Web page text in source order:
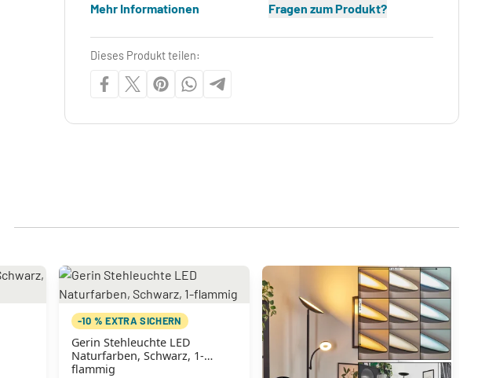
Mehr Informationen Fragen zum Produkt?
Dieses Produkt teilen:
-10 % EXTRA SICHERN
Gerin Stehleuchte LED
Naturfarben, Schwarz, 1-
flammig